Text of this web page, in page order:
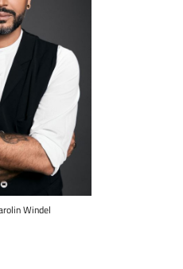
Windel